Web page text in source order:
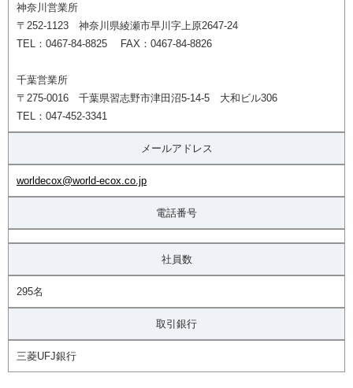
神奈川営業所
〒252-1123 神奈川県綾瀬市早川字上原2647-24
TEL：0467-84-8825 FAX：0467-84-8826
千葉営業所
〒275-0016 千葉県習志野市津田沼5-14-5 大和ビル306
TEL：047-452-3341
メールアドレス
worldecox@world-ecox.co.jp
電話番号
社員数
295名
取引銀行
三菱UFJ銀行